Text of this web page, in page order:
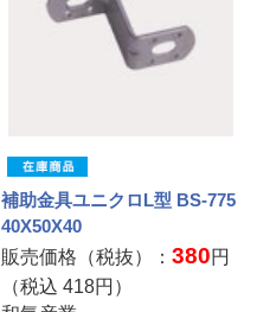
補助金具ユニクロL型 BS-775
40X50X40
販売価格（税抜）：380円
（税込418円）